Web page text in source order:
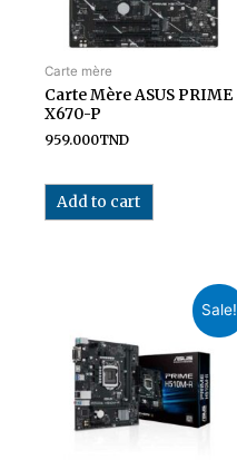
Carte mère
Carte Mère ASUS PRIME
X670-P
959.000TND
Add to cart
Sale!